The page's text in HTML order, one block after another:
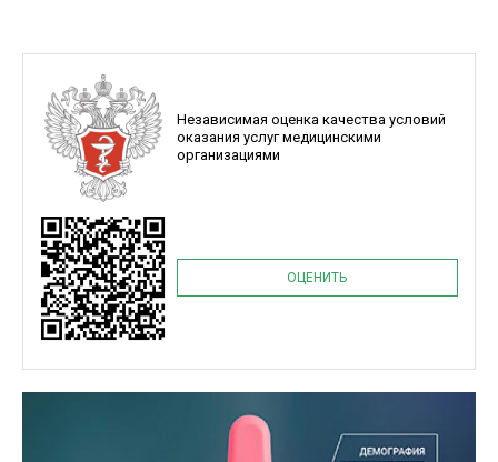
Независимая оценка качества условий
оказания услуг медицинскими
организациями
ОЦЕНИТЬ